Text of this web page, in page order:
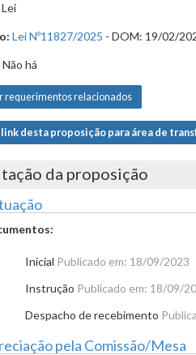
Lei
Lei Nº11827/2025 - DOM: 19/02/
Não há
requerimentos relacionados
link desta proposição para área de
da proposição
Inicial Publicado em: 18/09/2023
Instrução Publicado em: 18/09/
Despacho de recebimento
pela Comissão/Mesa